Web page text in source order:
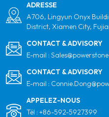
ADRESSE
A706, Lingyun Onyx
District, Xiamen City,
CONTACT & ADVISORY
E-mail :
CONTACT & ADVISORY
E-mail :
APPELEZ-NOUS
Tél : +86-592-5927399